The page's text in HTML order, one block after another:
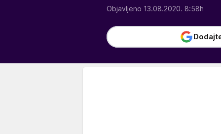
Objavljeno 13.08.2020. 8:58h